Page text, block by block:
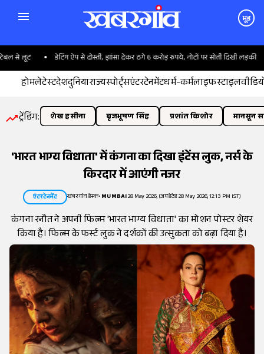
मूड
से लूट डेटिंग ऐप से दोस्ती, झांसा देकर ठगे 6 करोड़ रुपये, नोटों पर सोती दिखी लड़की
होमलेटेस्टदेशदुनियाराज्यस्पोर्ट्सएंटरटेनमेंटधर्म-कर्मलाइफस्टाइल
ट्रेंडिंग: शेख हसीना बृजभूषण सिंह प्रशांत किशोर मानसून
'भारत भाग्य विधाता' में कंगना का दिखा इंटेंस लुक, नर्स के
किरदार में आएंगी नजर
एंटरटेनमेंट खबरगांव डेस्क•MUMBAI28 May 2026, (अपडेटेड 28 May 2026, 12:13 PM IST)
कंगना रनौत ने अपनी फिल्म 'भारत भाग्य विधाता' का मोशन पोस्टर शेयर
किया है। फिल्म के फर्स्ट लुक ने दर्शकों की उत्सुकता को बढ़ा दिया है।